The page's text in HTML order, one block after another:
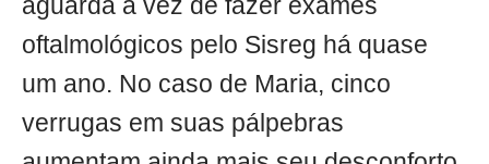
aguarda a vez de fazer exames
oftalmológicos pelo Sisreg há quase
um ano. No caso de Maria, cinco
verrugas em suas pálpebras